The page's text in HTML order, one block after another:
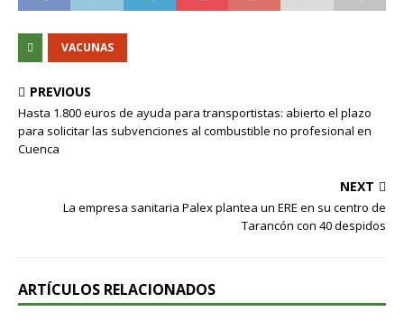
VACUNAS
PREVIOUS
Hasta 1.800 euros de ayuda para transportistas: abierto el plazo
para solicitar las subvenciones al combustible no profesional en
Cuenca
NEXT
La empresa sanitaria Palex plantea un ERE en su centro de
Tarancón con 40 despidos
ARTÍCULOS RELACIONADOS